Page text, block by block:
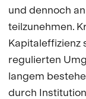
und dennoch
teilzunehmen.
Kapitaleffizienz
regulierten
langem
durch